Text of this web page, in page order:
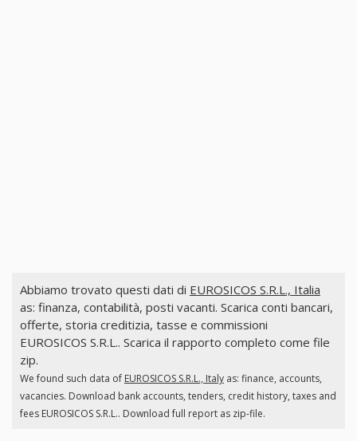
Abbiamo trovato questi dati di EUROSICOS S.R.L., Italia
as: finanza, contabilità, posti vacanti. Scarica conti bancari,
offerte, storia creditizia, tasse e commissioni
EUROSICOS S.R.L.. Scarica il rapporto completo come file
zip.
We found such data of EUROSICOS S.R.L., Italyas: finance, accounts,
vacancies. Download bank accounts, tenders, credit history, taxes and
fees EUROSICOS S.R.L.. Download full report as zip-file.